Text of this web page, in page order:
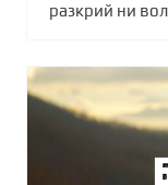
разкрий ни